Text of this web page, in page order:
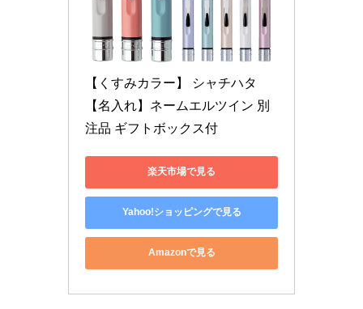
【くすみカラー】 シャチハタ
【名入れ】ネームエルツイン 別
楽天市場で見る
Yahoo!ショッピングで見る
Amazonで見る